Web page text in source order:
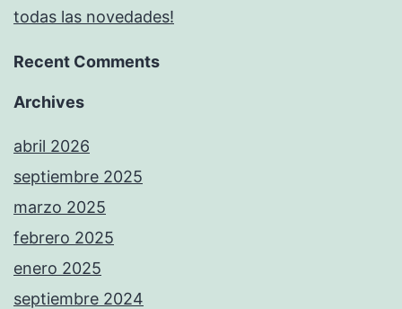
todas las novedades!
Recent Comments
Archives
abril 2026
septiembre 2025
marzo 2025
febrero 2025
enero 2025
septiembre 2024